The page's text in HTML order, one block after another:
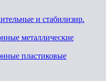
и стабилизир.
металлические
пластиковые